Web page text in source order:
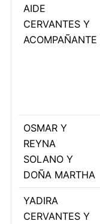
AIDE
CERVANTES Y
ACOMPAÑANTE
OSMAR Y
REYNA
SOLANO Y
DOÑA MARTHA
YADIRA
CERVANTES Y